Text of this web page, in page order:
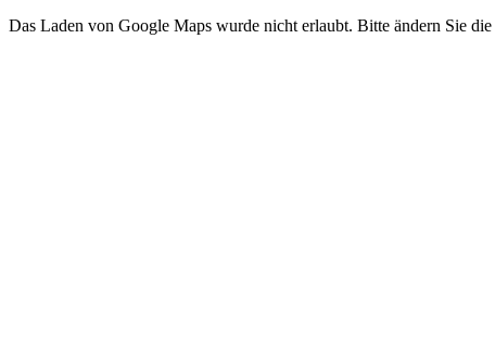
Das Laden von Google Maps wurde nicht erlaubt. Bitte ändern Sie die